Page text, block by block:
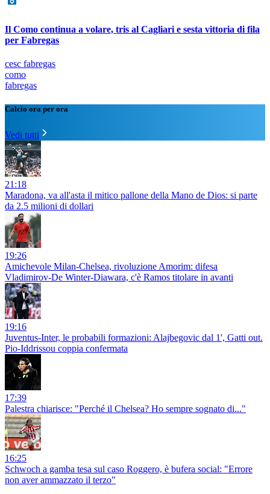
Il Como continua a volare, tris al Cagliari e sesta vittoria di fila
per Fabregas
cesc fabregas
como
fabregas
Calcio ora per ora
Vedi tutti
21:18
Maradona, va all'asta il mitico pallone della Mano de Dios: si parte
da 2.5 milioni di dollari
19:26
Amichevole Milan-Chelsea, rivoluzione Amorim: difesa
Vladimirov-De Winter-Diawara, c'è Ramos titolare in avanti
19:16
Juventus-Inter, le probabili formazioni: Alajbegovic dal 1', Gatti out.
Pio-Iddrissou coppia confermata
17:39
Palestra chiarisce: "Perché il Chelsea? Ho sempre sognato di..."
16:25
Schwoch a gamba tesa sul caso Roggero, è bufera social: "Errore
non aver ammazzato il terzo"